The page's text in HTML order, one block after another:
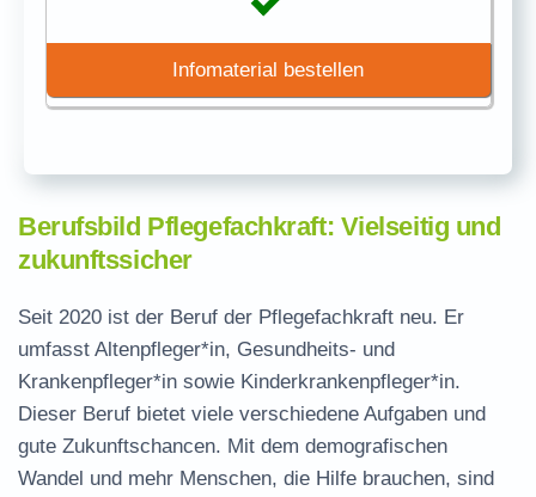
Infomaterial bestellen
Berufsbild Pflegefachkraft: Vielseitig und
zukunftssicher
Seit 2020 ist der Beruf der Pflegefachkraft neu. Er
umfasst Altenpfleger*in, Gesundheits- und
Krankenpfleger*in sowie Kinderkrankenpfleger*in.
Dieser Beruf bietet viele verschiedene Aufgaben und
gute Zukunftschancen. Mit dem demografischen
Wandel und mehr Menschen, die Hilfe brauchen, sind